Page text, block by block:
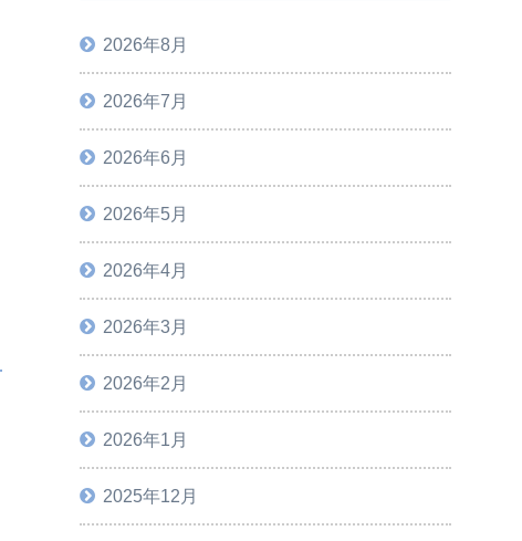
2026年8月
2026年7月
2026年6月
2026年5月
2026年4月
2026年3月
2026年2月
2026年1月
2025年12月